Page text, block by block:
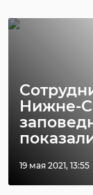
Нижне-
19 мая 2021, 13:55